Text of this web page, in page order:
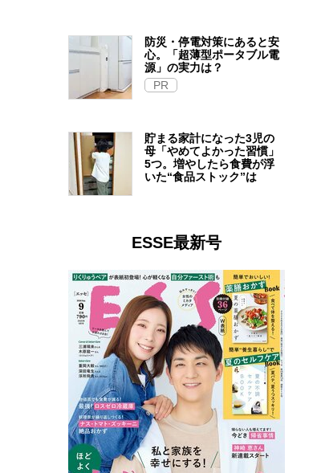
防災・停電対策にあると安
心。「超薄型ポータブル電
源」の実力は？​
PR
貯まる家計になった3児の
母「やめてよかった習慣」
5つ。増やしたら食費が浮
いた“食品ストック”は
ESSE最新号